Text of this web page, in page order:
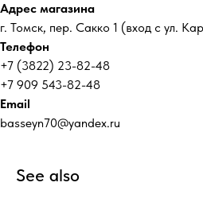
Адрес магазина
г. Томск, пер. Сакко 1 (вход с ул.
Телефон
+7 (3822) 23-82-48
+7 909 543-82-48
Email
basseyn70@yandex.ru
See also